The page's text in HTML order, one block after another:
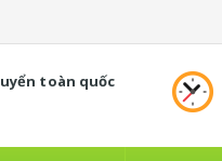
toàn quốc